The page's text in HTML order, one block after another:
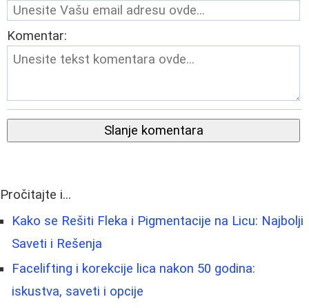
Komentar:
Slanje komentara
Pročitajte i...
Kako se Rešiti Fleka i Pigmentacije na Licu: Najbolji
Saveti i Rešenja
Facelifting i korekcije lica nakon 50 godina:
iskustva, saveti i opcije